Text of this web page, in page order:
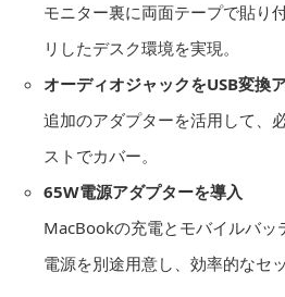
モニター裏に両面テープで貼り
リしたデスク環境を実現。
オーディオジャックをUSB変換
追加のアダプターを活用して、
ストでカバー。
65W電源アダプターを導入
MacBookの充電とモバイルバッ
電源を別途用意し、効率的なセ